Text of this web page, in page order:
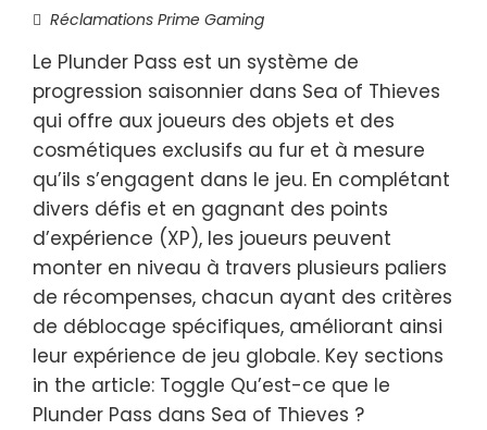
Réclamations Prime Gaming
Le Plunder Pass est un système de
progression saisonnier dans Sea of Thieves
qui offre aux joueurs des objets et des
cosmétiques exclusifs au fur et à mesure
qu’ils s’engagent dans le jeu. En complétant
divers défis et en gagnant des points
d’expérience (XP), les joueurs peuvent
monter en niveau à travers plusieurs paliers
de récompenses, chacun ayant des critères
de déblocage spécifiques, améliorant ainsi
leur expérience de jeu globale. Key sections
in the article: Toggle Qu’est-ce que le
Plunder Pass dans Sea of Thieves ?